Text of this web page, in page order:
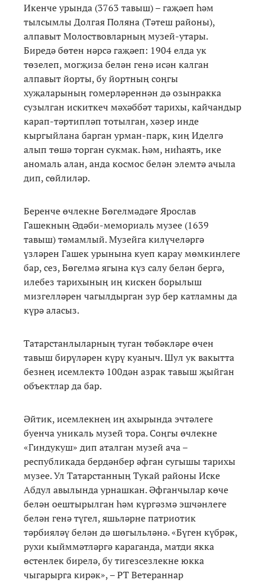
Икенче урында (3763 тавыш) – гаҗәеп һәм
тылсымлы Долгая Поляна (Тәтеш районы),
алпавыт Молоствовларның музей-утары.
Биредә бөтен нәрсә гаҗәеп: 1904 елда ук
төзелеп, могҗиза белән генә исән калган
алпавыт йорты, бу йортның соңгы
хуҗаларының гомерләреннән дә озынракка
сузылган искиткеч мәхәббәт тарихы, кайчандыр
карап-тәртипләп тотылган, хәзер инде
кыргыйлана барган урман-парк, киң Иделгә
алып төшә торган сукмак. Һәм, ниһаять, ике
аномаль алан, анда космос белән элемтә ачыла
дип, сөйлиләр.
Беренче өчлекне Бөгелмәдәге Ярослав
Гашекның Әдәби-мемориаль музее (1639
тавыш) тәмамлый. Музейга килүчеләргә
үзләрен Гашек урынына куеп карау мөмкинлеге
бар, сез, Бөгелмә ягына күз салу белән бергә,
илебез тарихының иң кискен борылыш
мизгелләрен чагылдырган зур бер катламны да
күрә аласыз.
Татарстанлыларның туган төбәкләре өчен
тавыш бирүләрен күрү куаныч. Шул ук вакытта
безнең исемлектә 100дән азрак тавыш җыйган
объектлар да бар.
Әйтик, исемлекнең иң ахырында эчтәлеге
буенча уникаль музей тора. Соңгы өчлекне
«Гиндукуш» дип аталган музей ача –
республикада бердәнбер әфган сугышы тарихы
музее. Ул Татарстанның Тукай районы Иске
Абдул авылында урнашкан. Әфганчылар көче
белән оештырылган һәм күргәзмә эшчәнлеге
белән генә түгел, яшьләрне патриотик
тәрбияләү белән дә шөгыльләнә. «Бүген күбрәк,
рухи кыйммәтләргә караганда, матди якка
өстенлек бирелә, бу тигезсезлекне юкка
чыгарырга кирәк», – РТ Ветераннар